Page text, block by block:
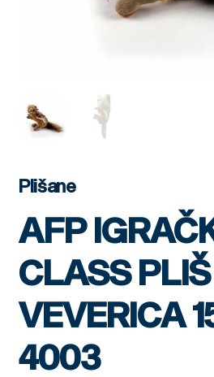
Plišane
AFP
CLASS PLIŠ
VEVERICA
4003